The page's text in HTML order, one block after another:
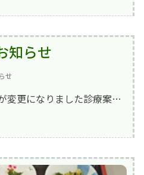
知らせ
せ
変更になりました診療案…